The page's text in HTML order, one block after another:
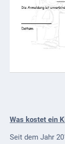
Downloads
Historisches
Bau
Akten
Was kostet ein
Seit dem Jahr